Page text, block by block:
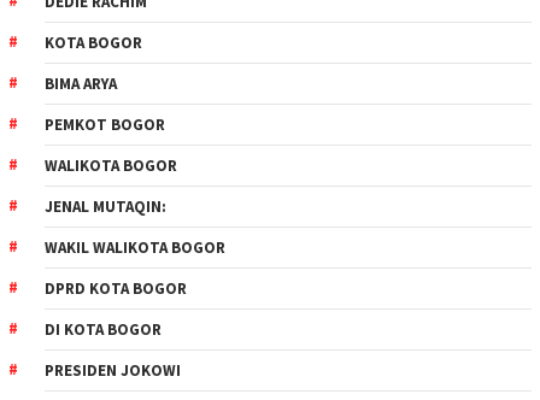
KOTA BOGOR
BIMA ARYA
PEMKOT BOGOR
WALIKOTA BOGOR
JENAL MUTAQIN:
WAKIL WALIKOTA BOGOR
DPRD KOTA BOGOR
DI KOTA BOGOR
PRESIDEN JOKOWI